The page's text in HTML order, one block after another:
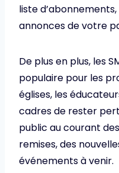
liste
annonces de votre
De plus en plus, les
populaire pour les
églises, les
cadres de rester
public au courant
remises, des
événements à venir.